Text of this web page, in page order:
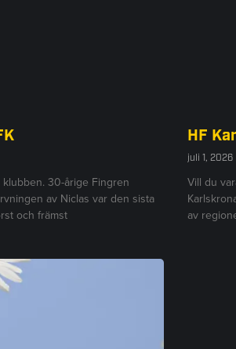
30-årige Fingren
av Niclas var den sista
och främst
HF
juli 1, 2026
Vill du
av